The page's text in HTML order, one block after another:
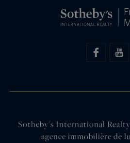
Sotheby's International
agence immobilière de